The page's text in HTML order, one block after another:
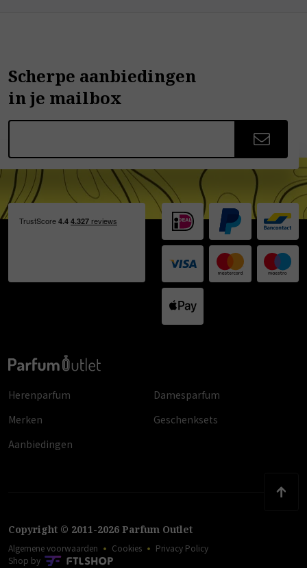
Scherpe aanbiedingen
in je mailbox
Herenparfum
Damesparfum
Merken
Geschenksets
Aanbiedingen
Copyright © 2011-2026 Parfum Outlet
Algemene voorwaarden Cookies
Privacy Policy
Shop by